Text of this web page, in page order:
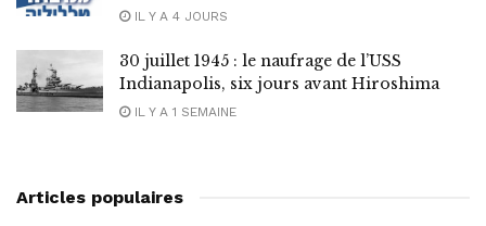
IL Y A 4 JOURS
30 juillet 1945 : le naufrage de l’USS
Indianapolis, six jours avant Hiroshima
IL Y A 1 SEMAINE
Articles populaires